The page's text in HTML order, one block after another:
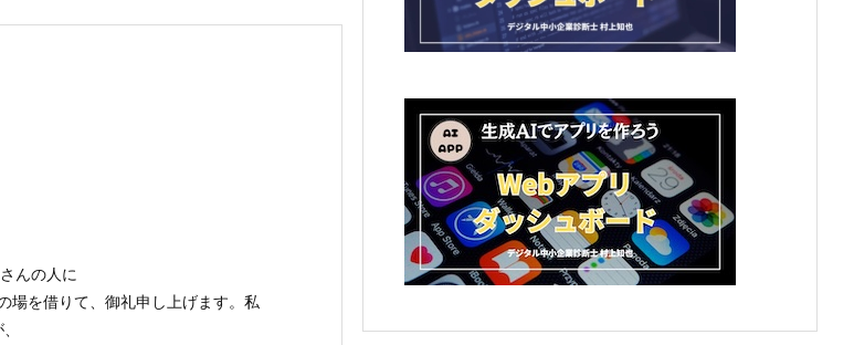
んの人に
場を借りて、御礼申し上げます。私